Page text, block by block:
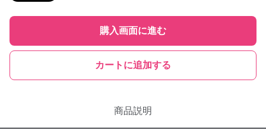
購入画面に進む
カートに追加する
商品説明